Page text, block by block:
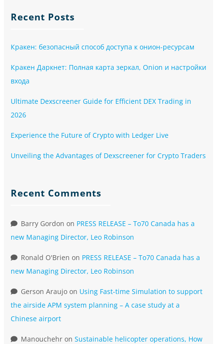
Recent Posts
Кракен: безопасный способ доступа к онион-ресурсам
Кракен Даркнет: Полная карта зеркал, Onion и настройки
входа
Ultimate Dexscreener Guide for Efficient DEX Trading in
2026
Experience the Future of Crypto with Ledger Live
Unveiling the Advantages of Dexscreener for Crypto Traders
Recent Comments
Barry Gordon on PRESS RELEASE – To70 Canada has a
new Managing Director, Leo Robinson
Ronald O'Brien on PRESS RELEASE – To70 Canada has a
new Managing Director, Leo Robinson
Gerson Araujo on Using Fast-time Simulation to support
the airside APM system planning – A case study at a
Chinese airport
Manouchehr on Sustainable helicopter operations, How